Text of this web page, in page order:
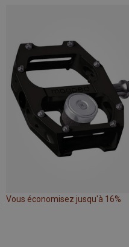
Vous économisez jusqu'à 16%